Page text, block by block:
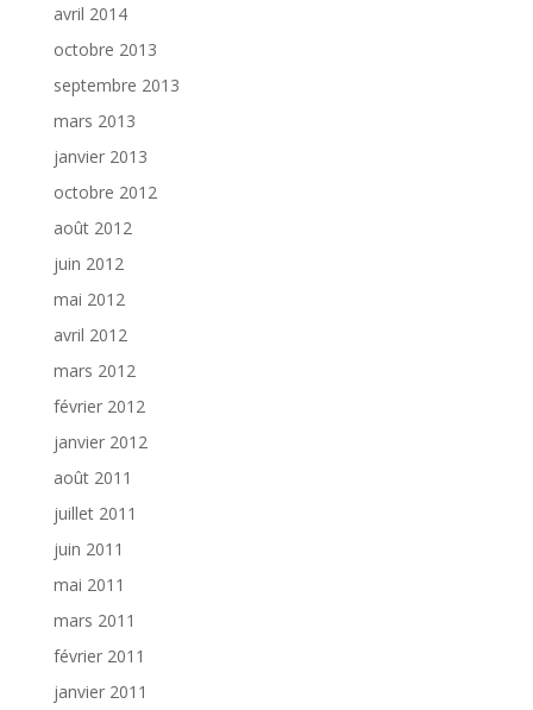
avril 2014
octobre 2013
septembre 2013
mars 2013
janvier 2013
octobre 2012
août 2012
juin 2012
mai 2012
avril 2012
mars 2012
février 2012
janvier 2012
août 2011
juillet 2011
juin 2011
mai 2011
mars 2011
février 2011
janvier 2011